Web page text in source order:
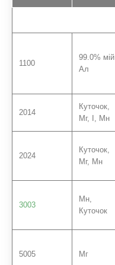
1100
99.0% мій
Ал
2014
Куточок,
Мг, І, Мн
2024
Куточок,
Мг, Мн
3003
Мн,
Куточок
5005 Мг